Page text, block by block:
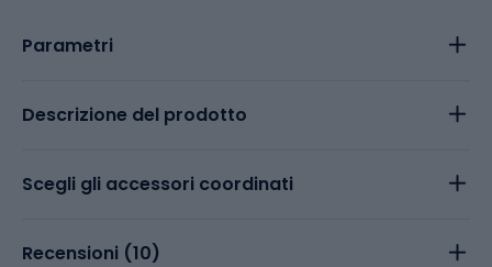
Parametri
Descrizione del prodotto
Scegli gli accessori coordinati
Recensioni (10)